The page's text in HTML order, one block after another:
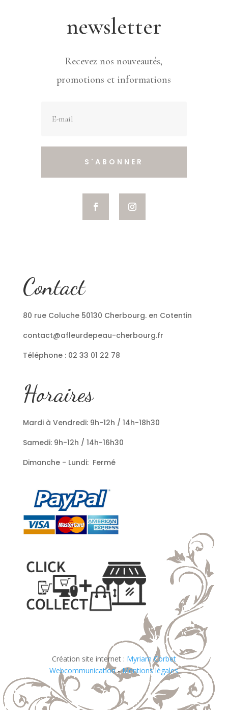
newsletter
Recevez nos nouveautés,
promotions et informations
S'ABONNER
Contact
80 rue Coluche 50130 Cherbourg. en Cotentin
contact@afleurdepeau-cherbourg.fr
Téléphone : 02 33 01 22 78
Horaires
Mardi à Vendredi: 9h-12h / 14h-18h30
Samedi: 9h-12h / 14h-16h30
Dimanche - Lundi: Fermé
Création site internet : Myriam Corbet
Webcommunication-Mentions légales